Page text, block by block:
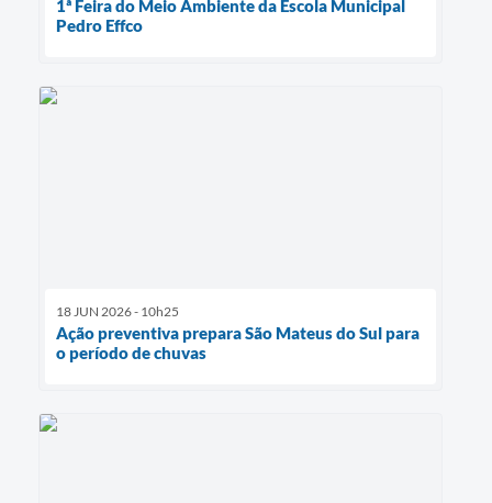
1ª Feira do Meio Ambiente da Escola Municipal
Pedro Effco
18 JUN 2026 - 10h25
Ação preventiva prepara São Mateus do Sul para
o período de chuvas